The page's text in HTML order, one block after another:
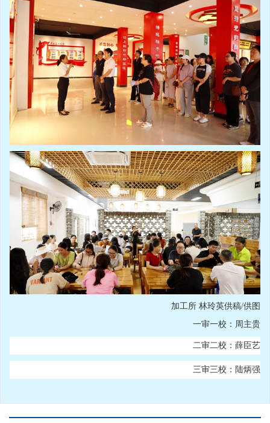
加工所 林玲英供稿/供图
一审一校：周主贵
二审二校：薛臣艺
三审三校：陆炳强